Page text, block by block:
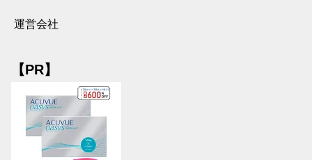
運営会社
【PR】